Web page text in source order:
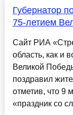
Губернатор
75-летием
Cайт РИА
облаcть, как и
Великой
поздравил
отметив, что 9
«праздник cо